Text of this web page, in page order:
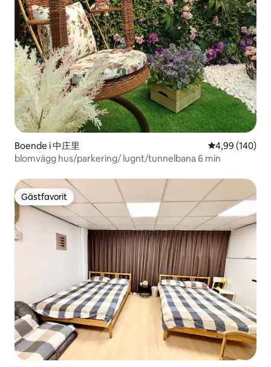
Boende i 中庄里 4,99 av 5 i
4,99 (140)
blomvägg hus/parkering/ lugnt/tunnelbana 6 min
Gästfavorit
Gästfavorit